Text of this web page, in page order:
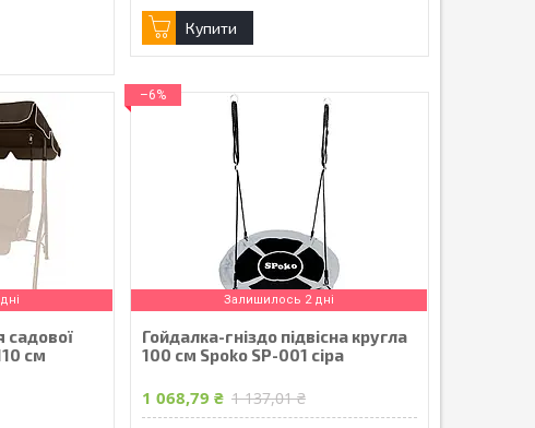
Купити
садової
см
–6%
Залишилось 2 дні
Гойдалка-гніздо підвісна кругла
100 см Spoko SP-001 сіра
1 068,79 ₴ 1 137,01 ₴